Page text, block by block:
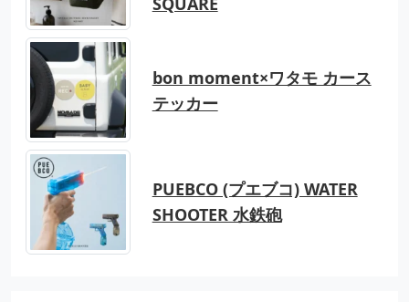
bon moment×ワタモ カース
テッカー
PUEBCO (プエブコ) WATER
SHOOTER 水鉄砲